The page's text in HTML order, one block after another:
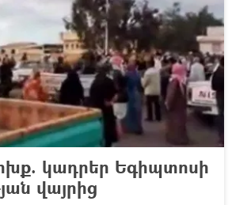
կադրեր Եգիպտոսի
վայրից